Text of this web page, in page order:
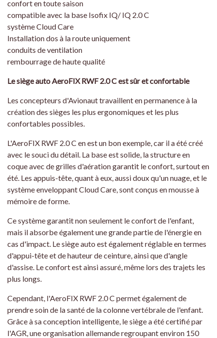
confort en toute saison
compatible avec la base Isofix IQ/ IQ 2.0 C
système Cloud Care
Installation dos à la route uniquement
conduits de ventilation
rembourrage de haute qualité
Le siège auto AeroFIX RWF 2.0 C est sûr et confortable
Les concepteurs d'Avionaut travaillent en permanence à la
création des sièges les plus ergonomiques et les plus
confortables possibles.
L'AeroFIX RWF 2.0 C en est un bon exemple, car il a été créé
avec le souci du détail. La base est solide, la structure en
coque avec de grilles d'aération garantit le confort, surtout en
été. Les appuis-tête, quant à eux, aussi doux qu'un nuage, et le
système enveloppant Cloud Care, sont conçus en mousse à
mémoire de forme.
Ce système garantit non seulement le confort de l'enfant,
mais il absorbe également une grande partie de l'énergie en
cas d'impact. Le siège auto est également réglable en termes
d'appui-tête et de hauteur de ceinture, ainsi que d'angle
d'assise. Le confort est ainsi assuré, même lors des trajets les
plus longs.
Cependant, l'AeroFIX RWF 2.0 C permet également de
prendre soin de la santé de la colonne vertébrale de l'enfant.
Grâce à sa conception intelligente, le siège a été certifié par
l'AGR, une organisation allemande regroupant environ 150